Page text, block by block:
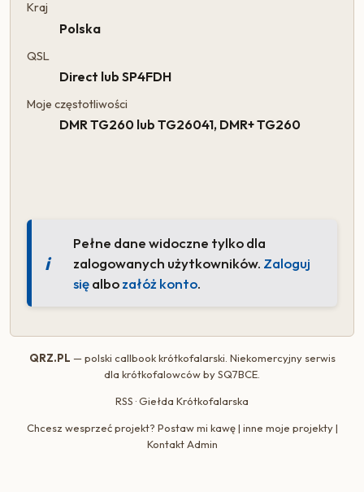
Kraj
Polska
QSL
Direct lub SP4FDH
Moje częstotliwości
DMR TG260 lub TG26041, DMR+ TG260
Pełne dane widoczne tylko dla
zalogowanych użytkowników. Zaloguj
sięalbozałóż konto.
QRZ.PL — polski callbook krótkofalarski. Niekomercyjny serwis
dla krótkofalowców bySQ7BCE.
RSS ·Giełda Krótkofalarska
Chcesz wesprzeć projekt? Postaw mi kawę| inne moje projekty|
Kontakt Admin